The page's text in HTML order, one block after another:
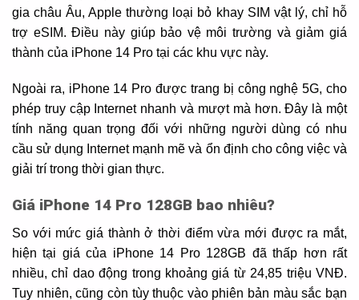
gia châu Âu, Apple thường loại bỏ khay SIM vật lý, chỉ hỗ
trợ eSIM. Điều này giúp bảo vệ môi trường và giảm giá
thành của iPhone 14 Pro tại các khu vực này.
Ngoài ra, iPhone 14 Pro được trang bị công nghệ 5G, cho
phép truy cập Internet nhanh và mượt mà hơn. Đây là một
tính năng quan trọng đối với những người dùng có nhu
cầu sử dụng Internet mạnh mẽ và ổn định cho công việc và
giải trí trong thời gian thực.
Giá iPhone 14 Pro 128GB bao nhiêu?
So với mức giá thành ở thời điểm vừa mới được ra mắt,
hiện tại giá của iPhone 14 Pro 128GB đã thấp hơn rất
nhiều, chỉ dao động trong khoảng giá từ 24,85 triệu VNĐ.
Tuy nhiên, cũng còn tùy thuộc vào phiên bản màu sắc bạn